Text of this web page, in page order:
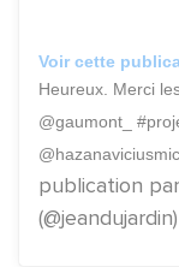
Voir cette
Heureux. Merci
@gaumont_
publication